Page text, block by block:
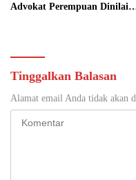
Advokat Perempuan Dinilai
Tinggalkan Balasan
Alamat email Anda tidak akan